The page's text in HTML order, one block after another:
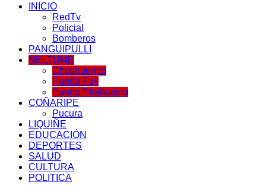
INICIO
RedTv
Policial
Bomberos
PANGUIPULLI
NELTUME
Choshuenco
Puerto Fuy
Puerto Pirehueico
COÑARIPE
Pucura
LIQUIÑE
EDUCACIÓN
DEPORTES
SALUD
CULTURA
POLITICA